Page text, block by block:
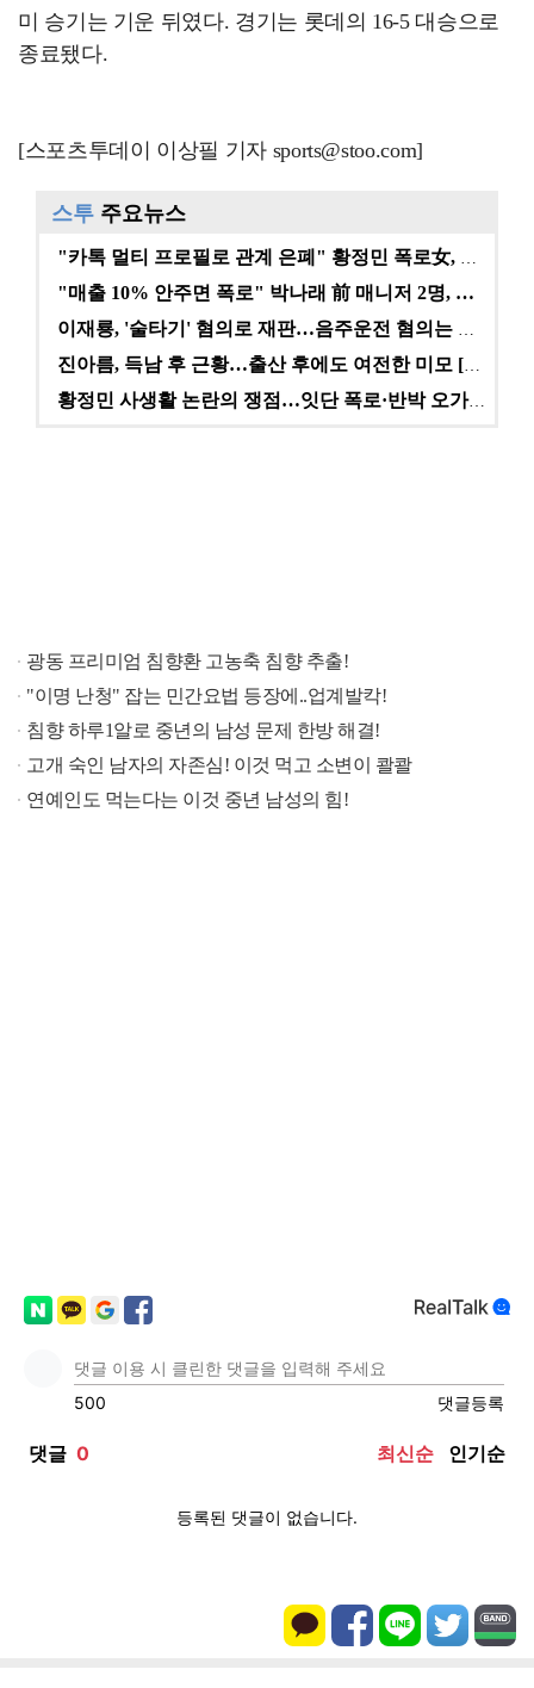
미 승기는 기운 뒤였다. 경기는 롯데의 16-5 대승으로
종료됐다.
[스포츠투데이 이상필 기자 sports@stoo.com]
스투 주요뉴스
"매출 10% 안주면 폭로" 박나래 前 매니저 2명, …
황정민 사생활 논란의 쟁점…잇단 폭로·반박 오가는 소모…